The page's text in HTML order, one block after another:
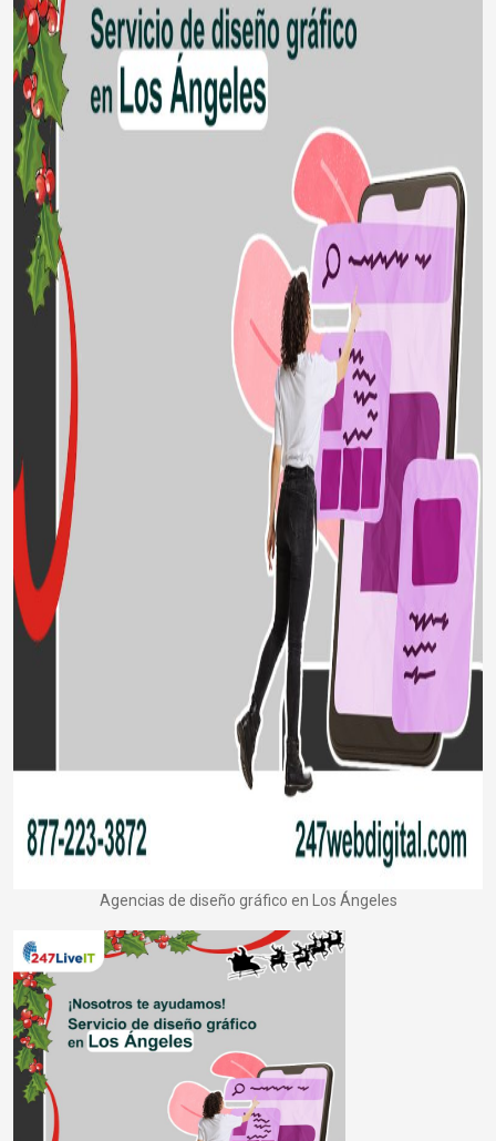
Agencias de diseño gráfico en Los Ángeles